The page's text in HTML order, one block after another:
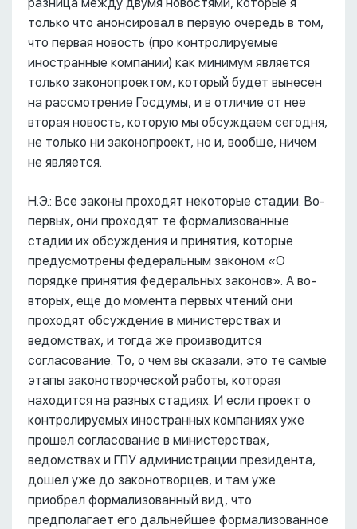
только что анонсировал в первую очередь в том,
что первая новость (про контролируемые
иностранные компании) как минимум является
только законопроектом, который будет вынесен
на рассмотрение Госдумы, и в отличие от нее
вторая новость, которую мы обсуждаем сегодня,
не только ни законопроект, но и, вообще, ничем
не является.
Н.Э.: Все законы проходят некоторые стадии. Во-
первых, они проходят те формализованные
стадии их обсуждения и принятия, которые
предусмотрены федеральным законом «О
порядке принятия федеральных законов». А во-
вторых, еще до момента первых чтений они
проходят обсуждение в министерствах и
ведомствах, и тогда же производится
согласование. То, о чем вы сказали, это те самые
этапы законотворческой работы, которая
находится на разных стадиях. И если проект о
контролируемых иностранных компаниях уже
прошел согласование в министерствах,
ведомствах и ГПУ администрации президента,
дошел уже до законотворцев, и там уже
приобрел формализованный вид, что
предполагает его дальнейшее формализованное